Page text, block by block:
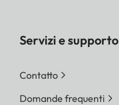
Servizi e supporto
Contatto
Domande frequenti